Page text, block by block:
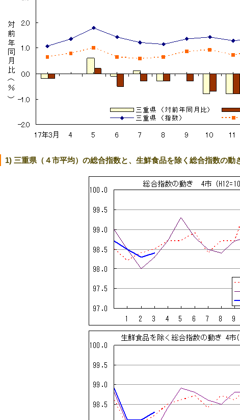
1) 三重県（４市平均）の総合指数と、生鮮食品を除く総合指数の動